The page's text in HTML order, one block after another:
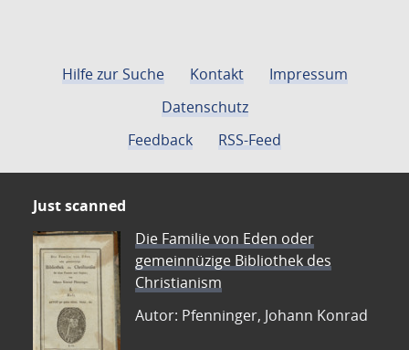
Hilfe zur Suche Kontakt
Impressum
Datenschutz
Feedback
RSS-Feed
Just scanned
Die Familie von Eden oder
gemeinnüzige Bibliothek des
Christianism
Autor: Pfenninger, Johann Konrad